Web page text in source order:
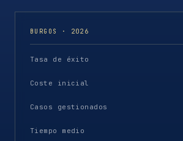
BURGOS · 2026
Tasa de éxito
Coste inicial
Casos gestionados
Tiempo medio